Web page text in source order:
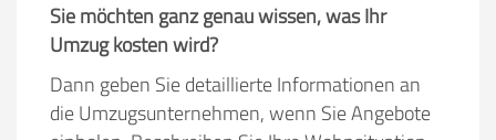
Sie möchten ganz genau wissen, was Ihr
Umzug kosten wird?
Dann geben Sie detaillierte Informationen an
die Umzugsunternehmen, wenn Sie Angebote